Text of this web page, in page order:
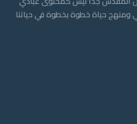
حياة خطوة بخطوة في حياتنا